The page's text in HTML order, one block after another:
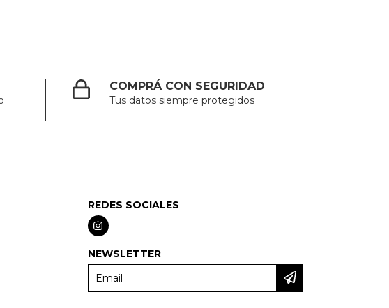
COMPRÁ CON SEGURIDAD
Tus datos siempre protegidos
REDES SOCIALES
NEWSLETTER